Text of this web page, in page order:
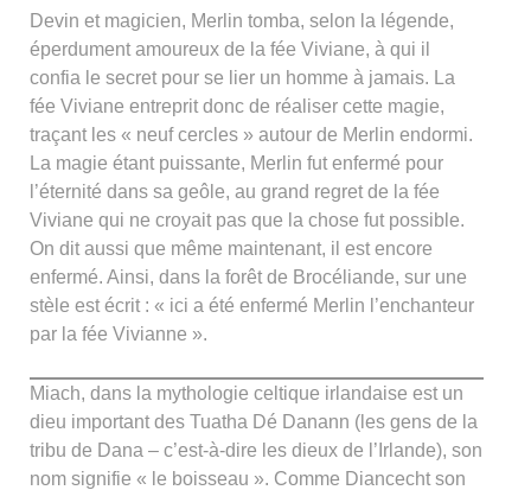
Devin et magicien, Merlin tomba, selon la légende,
éperdument amoureux de la fée Viviane, à qui il
confia le secret pour se lier un homme à jamais. La
fée Viviane entreprit donc de réaliser cette magie,
traçant les « neuf cercles » autour de Merlin endormi.
La magie étant puissante, Merlin fut enfermé pour
l’éternité dans sa geôle, au grand regret de la fée
Viviane qui ne croyait pas que la chose fut possible.
On dit aussi que même maintenant, il est encore
enfermé. Ainsi, dans la forêt de Brocéliande, sur une
stèle est écrit : « ici a été enfermé Merlin l’enchanteur
par la fée Vivianne ».
Miach, dans la mythologie celtique irlandaise est un
dieu important des Tuatha Dé Danann (les gens de la
tribu de Dana – c’est-à-dire les dieux de l’Irlande), son
nom signifie « le boisseau ». Comme Diancecht son